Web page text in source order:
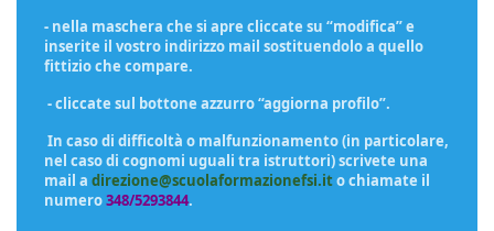
- nella maschera che si apre cliccate su “modifica” e
inserite il vostro indirizzo mail sostituendolo a quello
fittizio che compare.
- cliccate sul bottone azzurro “aggiorna profilo”.
In caso di difficoltà o malfunzionamento (in particolare,
nel caso di cognomi uguali tra istruttori) scrivete una
mail a direzione@scuolaformazionefsi.ito chiamate il
numero348/5293844.